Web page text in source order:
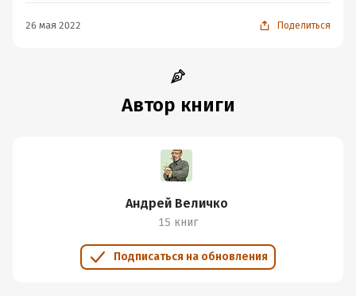
26 мая 2022 Поделиться
Автор книги
Андрей Величко
15 книг
Подписаться на обновления